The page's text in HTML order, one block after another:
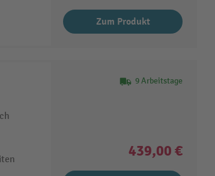
Zum Produkt
9 Arbeitstage
439,00 €